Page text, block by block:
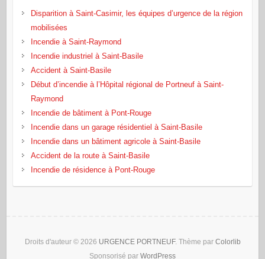
Disparition à Saint-Casimir, les équipes d’urgence de la région
mobilisées
Incendie à Saint-Raymond
Incendie industriel à Saint-Basile
Accident à Saint-Basile
Début d’incendie à l’Hôpital régional de Portneuf à Saint-
Raymond
Incendie de bâtiment à Pont‑Rouge
Incendie dans un garage résidentiel à Saint‑Basile
Incendie dans un bâtiment agricole à Saint‑Basile
Accident de la route à Saint-Basile
Incendie de résidence à Pont-Rouge
Droits d'auteur © 2026 URGENCE PORTNEUF. Thème par Colorlib
Sponsorisé par WordPress